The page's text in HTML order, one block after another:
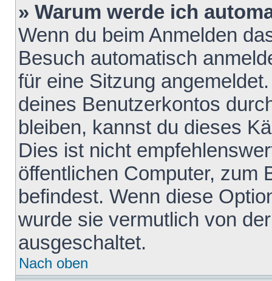
» Warum werde ich
Wenn du beim Anmelden
Besuch automatisch
für eine Sitzung
deines Benutzerkontos
bleiben, kannst du dieses
Dies ist nicht
öffentlichen Computer, zum
befindest. Wenn diese
wurde sie vermutlich von
ausgeschaltet.
Nach oben